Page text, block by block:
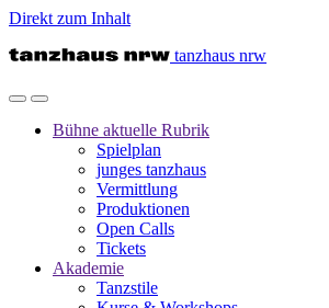
Direkt zum Inhalt
tanzhaus nrw
Bühne aktuelle Rubrik
Spielplan
junges tanzhaus
Vermittlung
Produktionen
Open Calls
Tickets
Akademie
Tanzstile